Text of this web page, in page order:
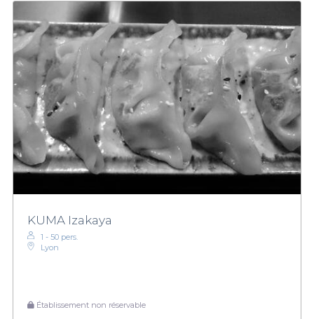
KUMA Izakaya
1 - 50 pers.
Lyon
Établissement non réservable